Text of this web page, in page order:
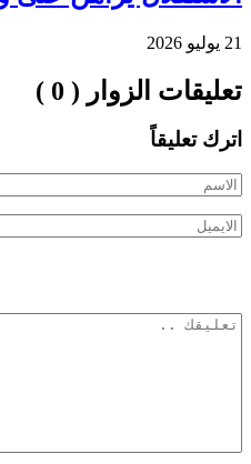
21 يوليو 2026
تعليقات الزوار ( 0 )
اترك تعليقاً